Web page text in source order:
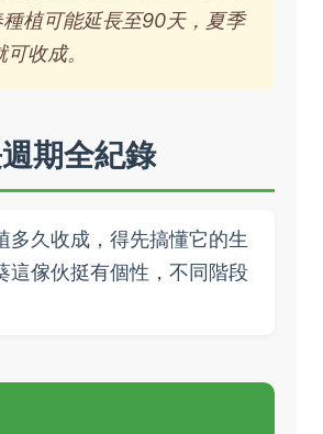
植可能延長至90天，夏季
收成。
期全紀錄
多久收成，得先搞懂它的生
這傢伙挺有個性，不同階段